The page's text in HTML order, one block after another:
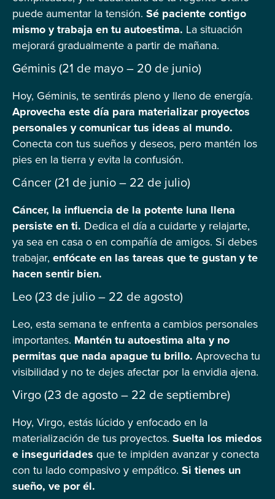
puede aumentar la tensión. Sé paciente contigo
mismo y trabaja en tu autoestima. La situación
mejorará gradualmente a partir de mañana.
Géminis (21 de mayo – 20 de junio)
Hoy, Géminis, te sentirás pleno y lleno de energía.
Aprovecha este día para materializar proyectos
personales y comunicar tus ideas al mundo.
Conecta con tus sueños y deseos, pero mantén los
pies en la tierra y evita la confusión.
Cáncer (21 de junio – 22 de julio)
Cáncer, la influencia de la potente luna llena
persiste en ti. Dedica el día a cuidarte y relajarte,
ya sea en casa o en compañía de amigos. Si debes
trabajar, enfócate en las tareas que te gustan y te
hacen sentir bien.
Leo (23 de julio – 22 de agosto)
Leo, esta semana te enfrenta a cambios personales
importantes. Mantén tu autoestima alta y no
permitas que nada apague tu brillo. Aprovecha tu
visibilidad y no te dejes afectar por la envidia ajena.
Virgo (23 de agosto – 22 de septiembre)
Hoy, Virgo, estás lúcido y enfocado en la
materialización de tus proyectos. Suelta los miedos
e inseguridades que te impiden avanzar y conecta
con tu lado compasivo y empático. Si tienes un
sueño, ve por él.